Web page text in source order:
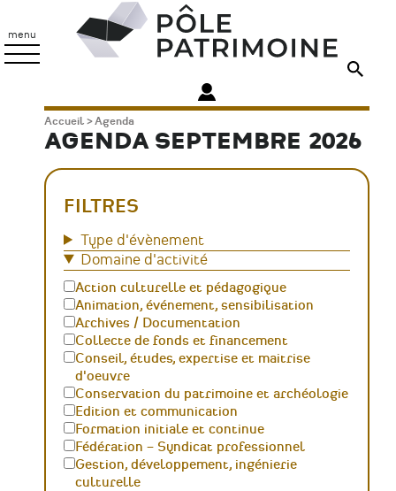
contenu
principal
menu
Patrimoine
Fil
d'Ariane
Accueil Agenda
AGENDA SEPTEMBRE 2026
FILTRES
Type d'évènement
Domaine d'activité
Action culturelle et pédagogique
Animation, événement, sensibilisation
Archives / Documentation
Collecte de fonds et financement
Conseil, études, expertise et maitrise
d'oeuvre
Conservation du patrimoine et archéologie
Edition et communication
Formation initiale et continue
Fédération – Syndicat professionnel
Gestion, développement, ingénierie
culturelle